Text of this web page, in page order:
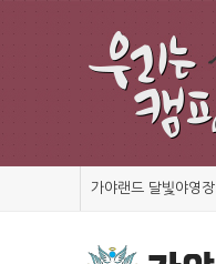
가야랜드 달빛야영장